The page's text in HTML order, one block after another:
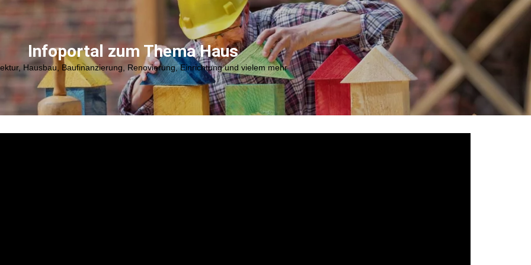
Infoportal zum Thema Haus
Hausbau, Baufinanzierung, Renovierung, Einrichtung und vielem mehr